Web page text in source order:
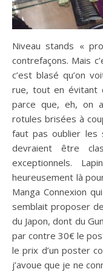
Niveau stands «
contrefaçons. Mais
c’est blasé qu’on
rue, tout en évitant
parce que, eh, on
rotules brisées à
faut pas oublier les
devraient être
exceptionnels.
heureusement là
Manga Connexion
semblait proposer
du Japon, dont du
par contre 30€ le
le prix d’un poster
j’avoue que je ne